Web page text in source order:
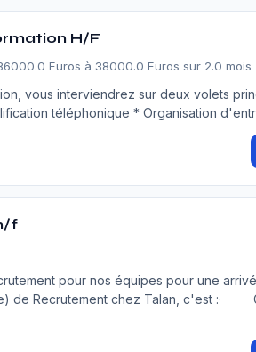
H/F
Euros à 38000.0 Euros sur 2.0 mois
vous interviendrez sur deux volets
téléphonique * Organisation
f
pour nos équipes pour une
de Recrutement chez Talan, c'est :·